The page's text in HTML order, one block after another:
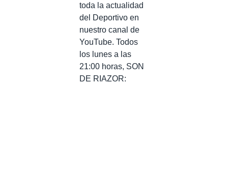
toda la actualidad
del Deportivo en
nuestro canal de
YouTube. Todos
los lunes a las
21:00 horas, SON
DE RIAZOR: